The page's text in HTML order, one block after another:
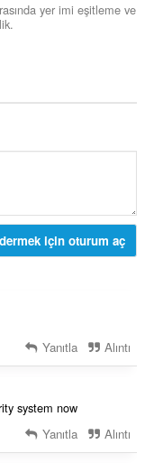
yer imi eşitleme ve
için oturum aç
Yanıtla Alıntı
system now
Yanıtla Alıntı